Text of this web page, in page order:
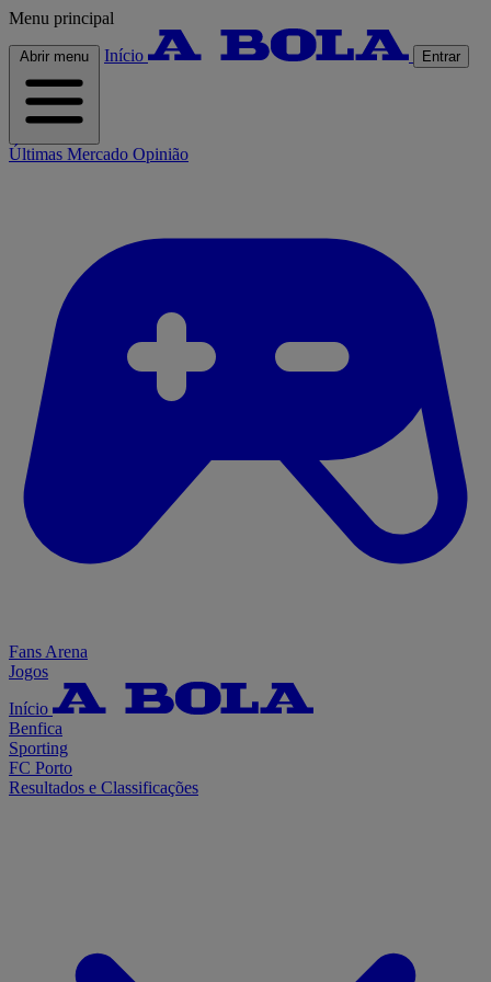
Menu principal
Abrir menu Início Entrar
Últimas Mercado Opinião
Fans Arena
Jogos
Início
Benfica
Sporting
FC Porto
Resultados e Classificações